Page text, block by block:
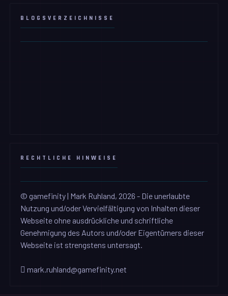
BLOGSVERZEICHNISSE
RECHTLICHE HINWEISE
© gamefinity | Mark Ruhland, 2026 - Die unerlaubte
Nutzung und/oder Vervielfältigung von Inhalten dieser
Webseite ohne ausdrückliche und schriftliche
Genehmigung des Autors und/oder Eigentümers dieser
Webseite ist strengstens untersagt.
mark.ruhland@gamefinity.net